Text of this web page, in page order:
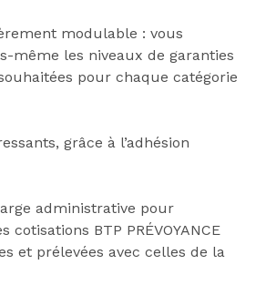
modulable : vous
même les niveaux de garanties
pour chaque catégorie
grâce à l’adhésion
administrative pour
cotisations BTP PRÉVOYANCE
et prélevées avec celles de la